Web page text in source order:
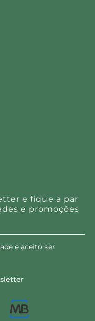
e fique a par
e promoções
e aceito ser